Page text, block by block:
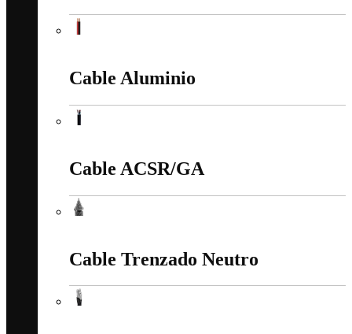
Cable Aluminio
Cable ACSR/GA
Cable Trenzado Neutro